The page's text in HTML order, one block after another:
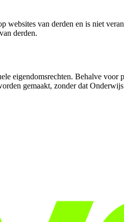
van derden en is niet
derden.
eigendomsrechten. Behalve
gemaakt, zonder dat